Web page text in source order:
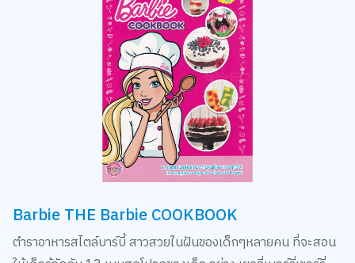
Barbie THE Barbie COOKBOOK
ตำราอาหารสไตล์บาร์บี้ สาวสวยในฝันของเด็กๆหลายคน ที่จะสอน
ให้เด็กรู้จักกับ 12 เมนูสุดโปรดของเด็ก อย่าง เยลลี่เบอร์รี่เชอร์รี่